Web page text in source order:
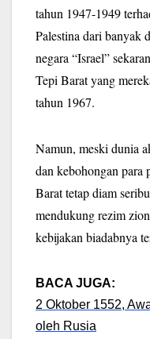
tahun 1947-1949
Palestina dari banyak
negara “Israel”
Tepi Barat yang
tahun 1967.
Namun, meski dunia
dan kebohongan para
Barat tetap diam
mendukung rezim
kebijakan biadabnya
BACA JUGA:
2 Oktober 1552,
oleh Rusia